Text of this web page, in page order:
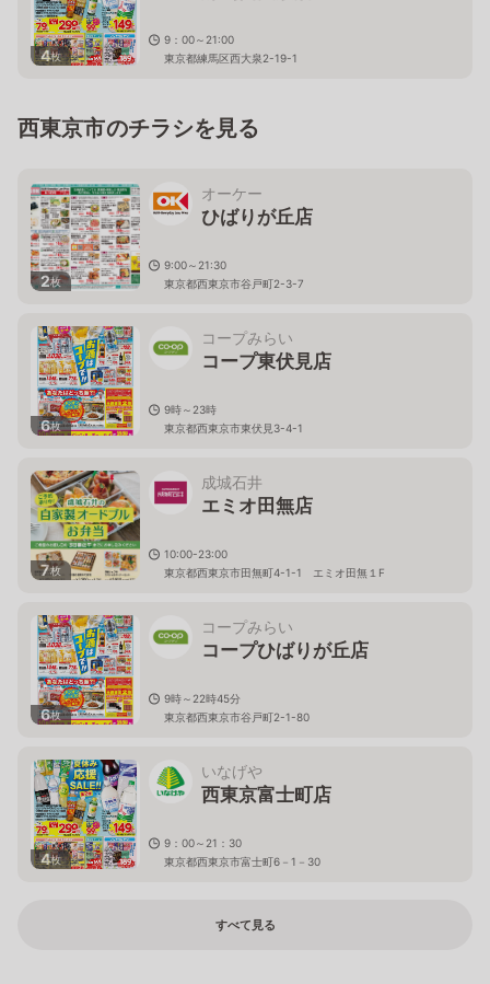
4枚
9：00～21:00
東京都練馬区西大泉2-19-1
西東京市のチラシを見る
2枚
オーケー
ひばりが丘店
9:00～21:30
東京都西東京市谷戸町2-3-7
6枚
コープみらい
コープ東伏見店
9時～23時
東京都西東京市東伏見3-4-1
7枚
成城石井
エミオ田無店
10:00-23:00
東京都西東京市田無町4-1-1 エミオ田無１F
6枚
コープみらい
コープひばりが丘店
9時～22時45分
東京都西東京市谷戸町2-1-80
4枚
いなげや
西東京富士町店
9：00～21：30
東京都西東京市富士町6－1－30
すべて見る